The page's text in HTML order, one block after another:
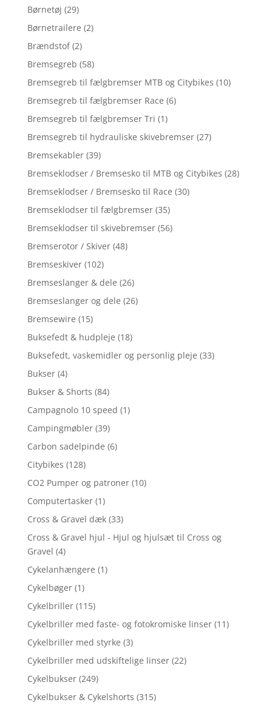
Børnetøj (29)
Børnetrailere (2)
Brændstof (2)
Bremsegreb (58)
Bremsegreb til fælgbremser MTB og Citybikes (10)
Bremsegreb til fælgbremser Race (6)
Bremsegreb til fælgbremser Tri (1)
Bremsegreb til hydrauliske skivebremser (27)
Bremsekabler (39)
Bremseklodser / Bremsesko til MTB og Citybikes (28)
Bremseklodser / Bremsesko til Race (30)
Bremseklodser til fælgbremser (35)
Bremseklodser til skivebremser (56)
Bremserotor / Skiver (48)
Bremseskiver (102)
Bremseslanger & dele (26)
Bremseslanger og dele (26)
Bremsewire (15)
Buksefedt & hudpleje (18)
Buksefedt, vaskemidler og personlig pleje (33)
Bukser (4)
Bukser & Shorts (84)
Campagnolo 10 speed (1)
Campingmøbler (39)
Carbon sadelpinde (6)
Citybikes (128)
CO2 Pumper og patroner (10)
Computertasker (1)
Cross & Gravel dæk (33)
Cross & Gravel hjul - Hjul og hjulsæt til Cross og
Gravel (4)
Cykelanhængere (1)
Cykelbøger (1)
Cykelbriller (115)
Cykelbriller med faste- og fotokromiske linser (11)
Cykelbriller med styrke (3)
Cykelbriller med udskiftelige linser (22)
Cykelbukser (249)
Cykelbukser & Cykelshorts (315)